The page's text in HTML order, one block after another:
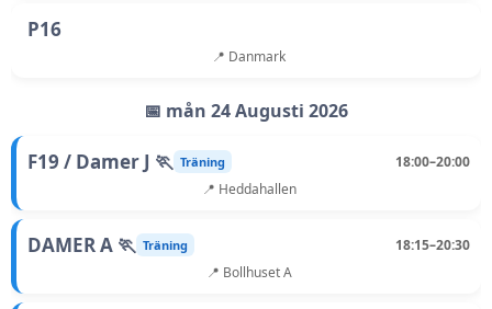
P16
📍 Danmark
📅 mån 24 Augusti 2026
F19 / Damer J 🏃 Träning
18:00–20:00
📍 Heddahallen
DAMER A 🏃 Träning
18:15–20:30
📍 Bollhuset A